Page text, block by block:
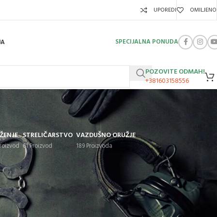
UPOREDI OMILJENO
SPECIJALNA PONUDA
POZOVITE ODMAH!
+381603158556
STRELIČARSTVO
61 Proizvod
VAZDUŠNO ORUŽJE
189 Proizvoda
Show 9 24